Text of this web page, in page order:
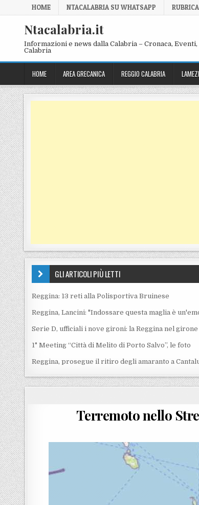
Skip to content
HOME NTACALABRIA SU WHATSAPP
Ntacalabria.it
Informazioni e news dalla Calabria – Cronaca,
Calabria
HOME AREA GRECANICA REGGIO CALABRIA
GLI ARTICOLI PIÙ LETTI
Reggina: 13 reti alla Polisportiva Bruinese
Reggina, Lancini: "Indossare questa maglia è
Serie D, ufficiali i nove gironi: la Reggina nel
1° Meeting “Città di Melito di Porto Salvo”, le foto
Reggina, prosegue il ritiro degli amaranto a
Terremoto nello